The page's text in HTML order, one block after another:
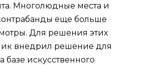
Многолюдные места и
еще больше
Для решения этих
внедрил решение для
базе искусственного